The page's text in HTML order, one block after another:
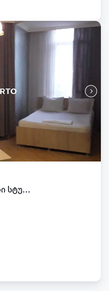
ქირავდება ერთ ოთახიანი სტუდიო ბათუმში